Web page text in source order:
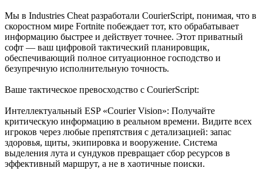
Мы в Industries Cheat разработали CourierScript, понимая, что в
скоростном мире Fortnite побеждает тот, кто обрабатывает
информацию быстрее и действует точнее. Этот приватный
софт — ваш цифровой тактический планировщик,
обеспечивающий полное ситуационное господство и
безупречную исполнительную точность.
Ваше тактическое превосходство с CourierScript:
Интеллектуальный ESP «Courier Vision»: Получайте
критическую информацию в реальном времени. Видите всех
игроков через любые препятствия с детализацией: запас
здоровья, щиты, экипировка и вооружение. Система
выделения лута и сундуков превращает сбор ресурсов в
эффективный маршрут, а не в хаотичные поиски.